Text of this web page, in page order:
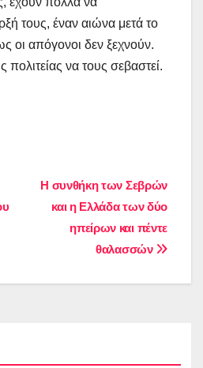
τους, έναν αιώνα μετά το
οι απόγονοι δεν ξεχνούν.
πολιτείας να τους σεβαστεί.
Η συνθήκη των Σεβρών
και η Ελλάδα των δύο
ηπείρων και πέντε
θαλασσών